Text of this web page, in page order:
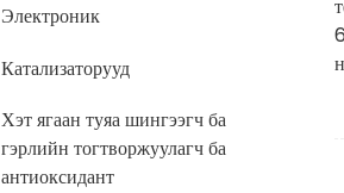
Электроник
Катализаторууд
Хэт ягаан туяа шингээгч ба
гэрлийн тогтворжуулагч ба
антиоксидант